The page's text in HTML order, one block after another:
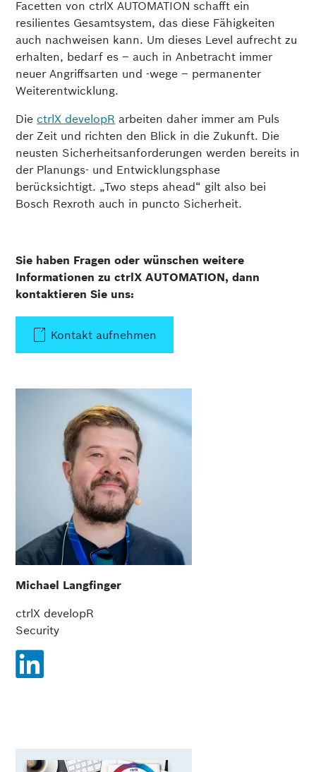
Facetten von ctrlX AUTOMATION schafft ein
resilientes Gesamtsystem, das diese Fähigkeiten
auch nachweisen kann. Um dieses Level aufrecht zu
erhalten, bedarf es – auch in Anbetracht immer
neuer Angriffsarten und -wege – permanenter
Weiterentwicklung.
Die ctrlX developR arbeiten daher immer am Puls
der Zeit und richten den Blick in die Zukunft. Die
neusten Sicherheitsanforderungen werden bereits in
der Planungs- und Entwicklungsphase
berücksichtigt. „Two steps ahead“ gilt also bei
Bosch Rexroth auch in puncto Sicherheit.
Sie haben Fragen oder wünschen weitere
Informationen zu ctrlX AUTOMATION, dann
kontaktieren Sie uns:
Kontakt aufnehmen
Michael Langfinger
ctrlX developR
Security